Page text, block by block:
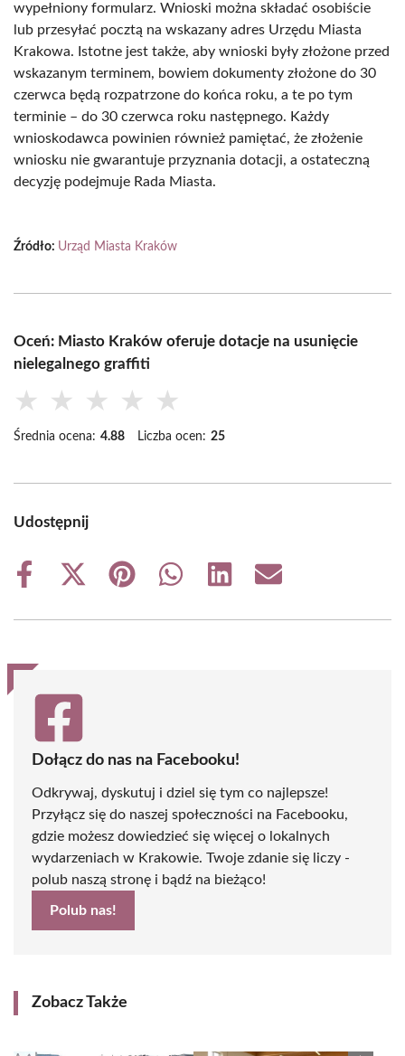
wypełniony formularz. Wnioski można składać osobiście
lub przesyłać pocztą na wskazany adres Urzędu Miasta
Krakowa. Istotne jest także, aby wnioski były złożone przed
wskazanym terminem, bowiem dokumenty złożone do 30
czerwca będą rozpatrzone do końca roku, a te po tym
terminie – do 30 czerwca roku następnego. Każdy
wnioskodawca powinien również pamiętać, że złożenie
wniosku nie gwarantuje przyznania dotacji, a ostateczną
decyzję podejmuje Rada Miasta.
Źródło: Urząd Miasta Kraków
Oceń: Miasto Kraków oferuje dotacje na usunięcie
nielegalnego graffiti
★ ★ ★ ★ ★
Średnia ocena: 4.88 Liczba ocen: 25
Udostępnij
Share
Share
(Twitter)
Share
Share
Share
Share
Dołącz do nas na Facebooku!
Odkrywaj, dyskutuj i dziel się tym co najlepsze!
Przyłącz się do naszej społeczności na Facebooku,
gdzie możesz dowiedzieć się więcej o lokalnych
wydarzeniach w Krakowie. Twoje zdanie się liczy -
polub naszą stronę i bądź na bieżąco!
Polub nas!
Zobacz Także